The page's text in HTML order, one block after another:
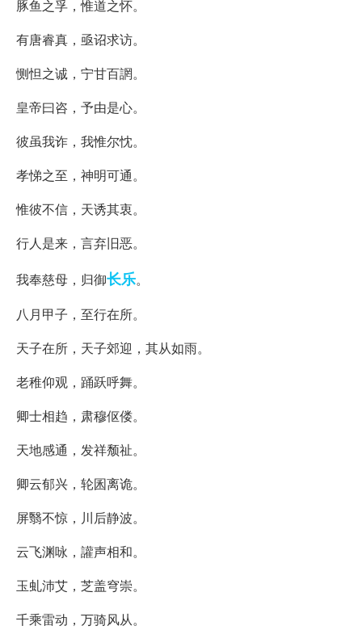
豚鱼之孚，惟道之怀。
有唐睿真，亟诏求访。
恻怛之诚，宁甘百誷。
皇帝曰咨，予由是心。
彼虽我诈，我惟尔忱。
孝悌之至，神明可通。
惟彼不信，天诱其衷。
行人是来，言弃旧恶。
我奉慈母，归御长乐。
八月甲子，至行在所。
天子在所，天子郊迎，其从如雨。
老稚仰观，踊跃呼舞。
卿士相趋，肃穆伛偻。
天地感通，发祥颓祉。
卿云郁兴，轮囷离诡。
屏翳不惊，川后静波。
云飞渊咏，讙声相和。
玉虬沛艾，芝盖穹崇。
千乘雷动，万骑风从。